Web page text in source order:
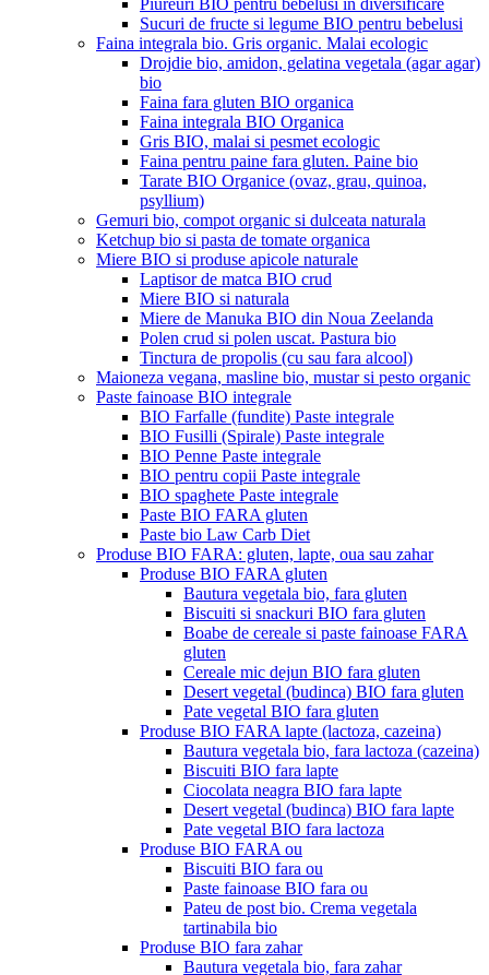
Sucuri de fructe si legume BIO pentru bebelusi
Faina integrala bio. Gris organic. Malai ecologic
Drojdie bio, amidon, gelatina vegetala (agar agar)
bio
Faina fara gluten BIO organica
Faina integrala BIO Organica
Gris BIO, malai si pesmet ecologic
Faina pentru paine fara gluten. Paine bio
Tarate BIO Organice (ovaz, grau, quinoa,
psyllium)
Gemuri bio, compot organic si dulceata naturala
Ketchup bio si pasta de tomate organica
Miere BIO si produse apicole naturale
Laptisor de matca BIO crud
Miere BIO si naturala
Miere de Manuka BIO din Noua Zeelanda
Polen crud si polen uscat. Pastura bio
Tinctura de propolis (cu sau fara alcool)
Maioneza vegana, masline bio, mustar si pesto organic
Paste fainoase BIO integrale
BIO Farfalle (fundite) Paste integrale
BIO Fusilli (Spirale) Paste integrale
BIO Penne Paste integrale
BIO pentru copii Paste integrale
BIO spaghete Paste integrale
Paste BIO FARA gluten
Paste bio Law Carb Diet
Produse BIO FARA: gluten, lapte, oua sau zahar
Produse BIO FARA gluten
Bautura vegetala bio, fara gluten
Biscuiti si snackuri BIO fara gluten
Boabe de cereale si paste fainoase FARA
gluten
Cereale mic dejun BIO fara gluten
Desert vegetal (budinca) BIO fara gluten
Pate vegetal BIO fara gluten
Produse BIO FARA lapte (lactoza, cazeina)
Bautura vegetala bio, fara lactoza (cazeina)
Biscuiti BIO fara lapte
Ciocolata neagra BIO fara lapte
Desert vegetal (budinca) BIO fara lapte
Pate vegetal BIO fara lactoza
Produse BIO FARA ou
Biscuiti BIO fara ou
Paste fainoase BIO fara ou
Pateu de post bio. Crema vegetala
tartinabila bio
Produse BIO fara zahar
Bautura vegetala bio, fara zahar